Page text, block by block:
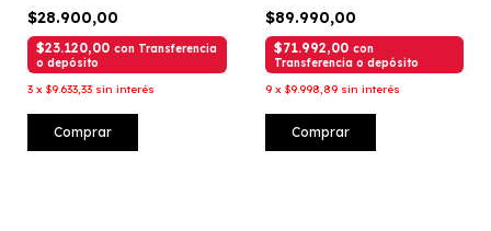
$28.900,00
$23.120,00 con Transferencia
o depósito
3 x $9.633,33 sin interés
Comprar
$89.990,00
$71.992,00 con
Transferencia o depósito
9 x $9.998,89 sin interés
Comprar